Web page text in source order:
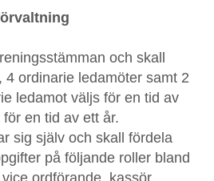
och skall
4 ordinarie ledamöter samt 2
ledamot väljs för en tid av
en tid av ett år.
sig själv och skall fördela
på följande roller bland